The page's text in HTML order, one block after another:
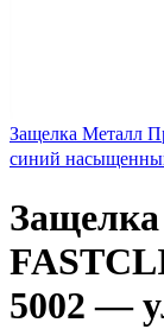
Защелка Металл
синий
5002 —